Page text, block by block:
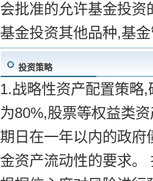
会批准的允许基金投
基金投资其他品种,基
投资策略
1.战略性资产配置策略
为80%,股票等权益类
期日在一年以内的政
金资产流动性的要求